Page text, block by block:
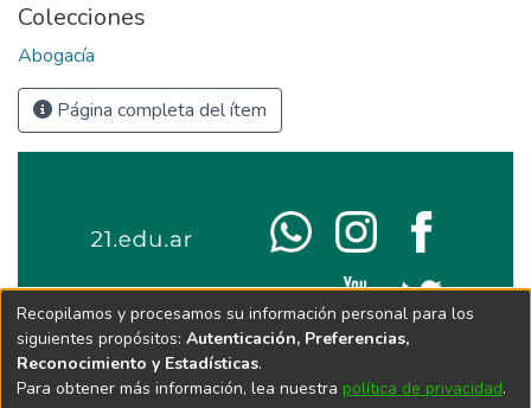
Colecciones
Abogacía
Página completa del ítem
Recopilamos y procesamos su información personal para los
siguientes propósitos: Autenticación, Preferencias,
Reconocimiento y Estadísticas.
Para obtener más información, lea nuestra política de privacidad.